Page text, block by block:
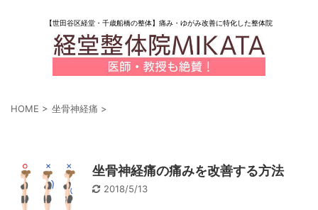
【世田谷区経堂・千歳船橋の整体】痛み・ゆがみ改善に特化した整体院
HOME > 坐骨神経痛 >
坐骨神経痛の痛みを改善する方法
2018/5/13